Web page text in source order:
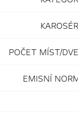
POČET MÍST/
EMISNÍ